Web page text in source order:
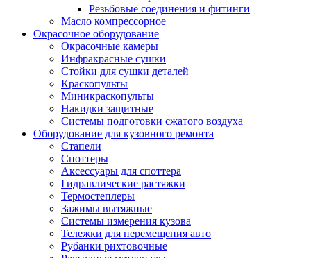
Резьбовые соединения и фитинги
Масло компрессорное
Окрасочное оборудование
Окрасочные камеры
Инфракрасные сушки
Стойки для сушки деталей
Краскопульты
Миникраскопульты
Накидки защитные
Системы подготовки сжатого воздуха
Оборудование для кузовного ремонта
Стапели
Споттеры
Аксессуары для споттера
Гидравлические растяжки
Термостеплеры
Зажимы вытяжные
Системы измерения кузова
Тележки для перемещения авто
Рубанки рихтовочные